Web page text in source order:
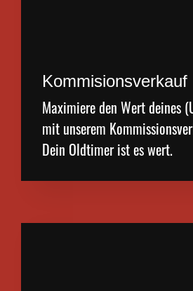
Kommisionsverkauf
Maximiere den Wert deines
mit unserem
Dein Oldtimer ist es wert.